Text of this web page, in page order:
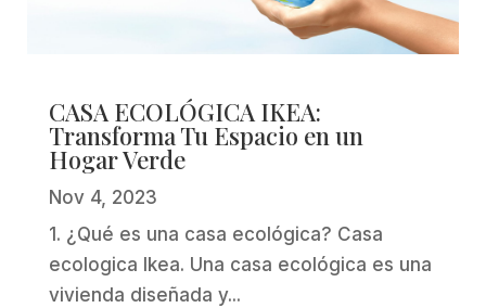
CASA ECOLÓGICA IKEA:
Transforma Tu Espacio en un
Hogar Verde
Nov 4, 2023
1. ¿Qué es una casa ecológica? Casa
ecologica Ikea. Una casa ecológica es una
vivienda diseñada y...